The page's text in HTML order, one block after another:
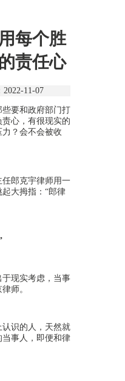
每个胜
责任心
2022-11-07
要和政府部门打
心，有很现实的
？会不会被收
郎克宇律师用一
大拇指： “郎律
现实考虑，当事
师。
识的人，天然就
事人，即便和律